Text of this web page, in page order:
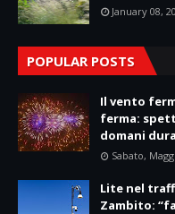
January 08,
POPULAR POSTS
Il vento
ferma:
domani
Sabato,
Lite nel
Zambito: